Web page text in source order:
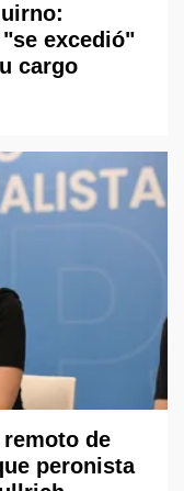
excedió"
cargo
de
peronista